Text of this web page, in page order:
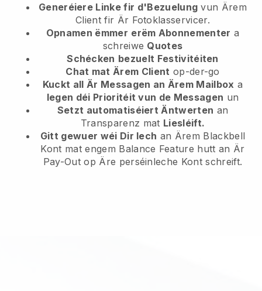
Generéiere Linke fir d'Bezuelung vun Ärem
Clientfir Är Fotoklasservicer.
Opnamen ëmmer erëm Abonnementer a
schreiwe Quotes
Schécken bezuelt Festivitéiten
Chat mat Ärem Client op-der-go
Kuckt all Är Messagen an Ärem Mailbox a
legen déi Prioritéit vun de Messagen un
Setzt automatiséiert Äntwerten an
Transparenz mat Liesléift.
Gitt gewuer wéi Dir Iech an Ärem Blackbell
Kont mat engem Balance Feature hutt an Är
Pay-Out op Äre perséinleche Kont schreift.